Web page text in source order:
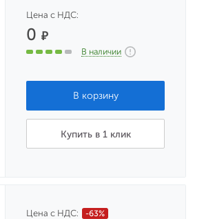
Цена с НДС:
0₽
В наличии
Купить в 1 клик
Цена с НДС: -63%